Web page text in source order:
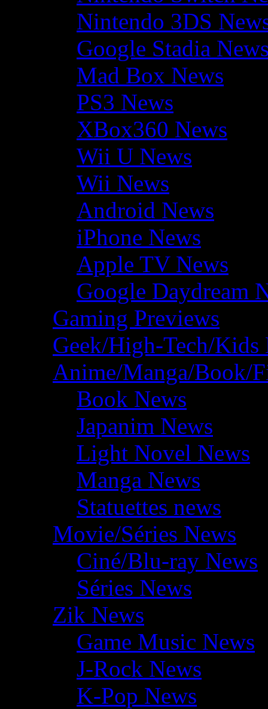
Nintendo 3DS
Google Stadia
Mad Box News
PS3 News
XBox360 News
Wii U News
Wii News
Android News
iPhone News
Apple TV News
Google Daydream
Gaming Previews
Geek/High-Tech/Kids
Anime/Manga/Book/
Book News
Japanim News
Light Novel News
Manga News
Statuettes news
Movie/Séries News
Ciné/Blu-ray News
Séries News
Zik News
Game Music News
J-Rock News
K-Pop News